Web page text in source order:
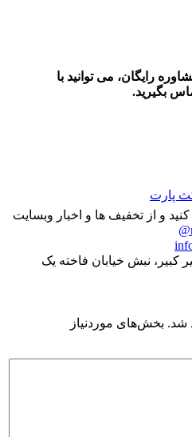
رایگان، می توانید با
بگیرید.
پارت
کنید و از تخفیف ها و اخبار وبسایت
کبیر، نبش خیابان فاخته یک
شد. بخش‌های موردنیاز